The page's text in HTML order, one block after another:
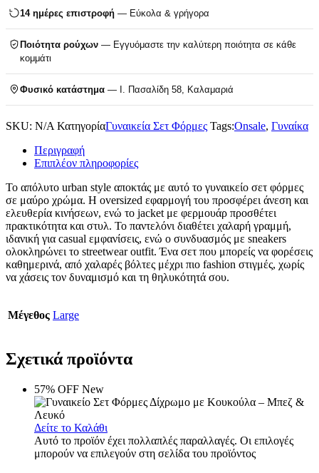
14 ημέρες επιστροφή — Εύκολα & γρήγορα
Ποιότητα ρούχων — Εγγυόμαστε την καλύτερη ποιότητα σε κάθε
κομμάτι
Φυσικό κατάστημα — Ι. Πασαλίδη 58, Καλαμαριά
SKU: N/A ΚατηγορίαΓυναικεία Σετ Φόρμες Tags:Onsale, Γυναίκα
Περιγραφή
Επιπλέον πληροφορίες
Το απόλυτο urban style αποκτάς με αυτό το γυναικείο σετ φόρμες
σε μαύρο χρώμα. Η oversized εφαρμογή του προσφέρει άνεση και
ελευθερία κινήσεων, ενώ το jacket με φερμουάρ προσθέτει
πρακτικότητα και στυλ. Το παντελόνι διαθέτει χαλαρή γραμμή,
ιδανική για casual εμφανίσεις, ενώ ο συνδυασμός με sneakers
ολοκληρώνει το streetwear outfit. Ένα σετ που μπορείς να φορέσεις
καθημερινά, από χαλαρές βόλτες μέχρι πιο fashion στιγμές, χωρίς
να χάσεις τον δυναμισμό και τη θηλυκότητά σου.
Μέγεθος Large
Σχετικά προϊόντα
57% OFF New
Δείτε το Καλάθι
Αυτό το προϊόν έχει πολλαπλές παραλλαγές. Οι επιλογές
μπορούν να επιλεγούν στη σελίδα του προϊόντος